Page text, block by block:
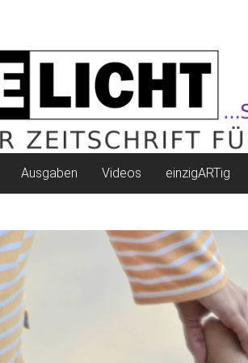
Ausgaben Videos einzigARTig